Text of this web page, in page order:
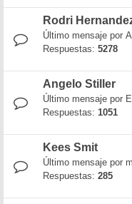
Rodri
Último mensaje por
Respuestas: 5278
Angelo Stiller
Último mensaje por
Respuestas: 1051
Kees Smit
Último mensaje por
Respuestas: 285